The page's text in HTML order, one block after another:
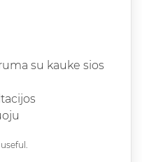
su kauke sios